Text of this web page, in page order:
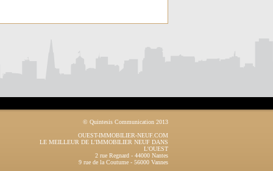
© Quintesis Communication 2013
OUEST-IMMOBILIER-NEUF.COM
LE MEILLEUR DE L'IMMOBILIER NEUF DANS
L'OUEST
2 rue Regnard - 44000 Nantes
9 rue de la Coutume - 56000 Vannes